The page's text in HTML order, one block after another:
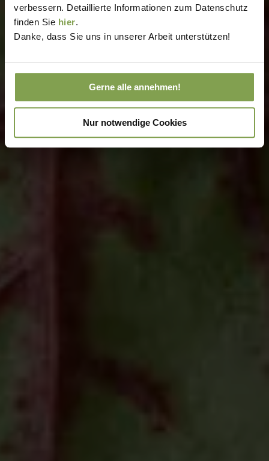
verbessern. Detaillierte Informationen zum Datenschutz
finden Sie hier.
Danke, dass Sie uns in unserer Arbeit unterstützen!
Gerne alle annehmen!
Nur notwendige Cookies